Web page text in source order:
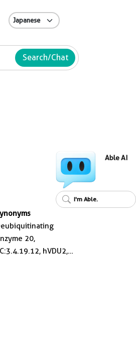
Search/Chat
20,
hVDU2,
Able AI
I'm Able.